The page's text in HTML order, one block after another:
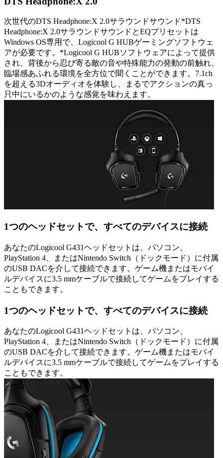
次世代のDTS Headphone:X 2.0サラウンドサウンド*DTS
Headphone:X 2.0サラウンドサウンドとEQプリセットは
Windows OS専用で、Logicool G HUBゲーミングソフトウェ
アが必要です。*Logicool G HUBソフトウェアによって提供
され、背後から忍び寄る敵の音や特殊能力の発動の前触れ、
臨場感あふれる環境を全方位で聞くことができます。7.1ch
を超える3Dオーディオを体験し、まるでアクションの真っ
只中にいるかのような感覚を味わえます。
1つのヘッドセットで、すべてのデバイスに接続
あなたのLogicool G431ヘッドセットは、パソコン、
PlayStation 4、またはNintendo Switch（ドックモード）に付属
のUSB DACを介して接続できます。ゲーム機またはモバイ
ルデバイスに3.5 mmケーブルで接続してゲームをプレイする
こともできます。
1つのヘッドセットで、すべてのデバイスに接続
あなたのLogicool G431ヘッドセットは、パソコン、
PlayStation 4、またはNintendo Switch（ドックモード）に付属
のUSB DACを介して接続できます。ゲーム機またはモバイ
ルデバイスに3.5 mmケーブルで接続してゲームをプレイする
こともできます。